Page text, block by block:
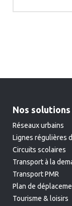
Nos
Réseaux urbains
Lignes régulières
Circuits scolaires
Transport à la
Transport PMR
Plan de
Tourisme & loisirs